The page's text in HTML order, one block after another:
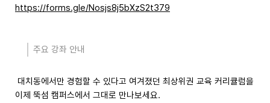
https://forms.gle/Nosjs8j5bXzS2t379
주요 강좌 안내
대치동에서만 경험할 수 있다고 여겨졌던 최상위권 교육 커리큘럼을
이제 뚝섬 캠퍼스에서 그대로 만나보세요.